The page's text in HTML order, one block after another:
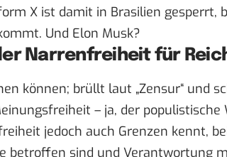
X ist damit in Brasilien gesperrt,
Und Elon Musk?
Narrenfreiheit für
können; brüllt laut „Zensur“ und
– ja, der
jedoch auch Grenzen kennt,
betroffen sind und Verantwortung